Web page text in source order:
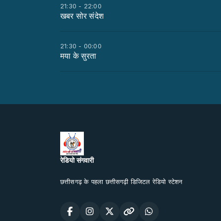
21:30 - 22:00
खबर सोर संदेश
21:30 - 00:00
मया के सुरता
रेडियो संगवारी
छत्तीसगढ़ के पहला छत्तीसगढ़ी डिजिटल रेडियो स्टेशन